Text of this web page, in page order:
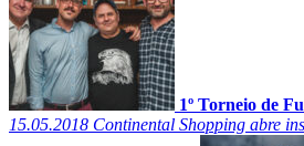
1º Torneio de
15.05.2018 Continental Shopping abre